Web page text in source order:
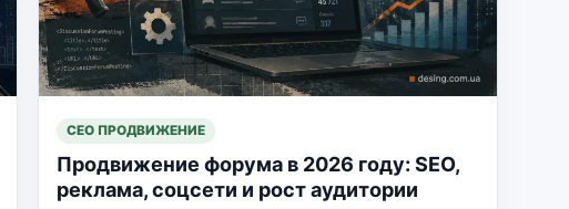
СЕО ПРОДВИЖЕНИЕ
Продвижение форума в 2026 году: SEO,
реклама, соцсети и рост аудитории